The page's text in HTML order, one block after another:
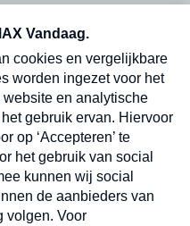
dinsdagochtend in
Verzend